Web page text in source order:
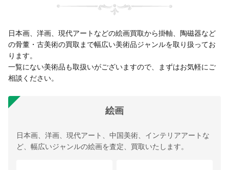
日本画、洋画、現代アートなどの絵画買取から掛軸、陶磁器など
の骨董・古美術の買取まで幅広い美術品ジャンルを取り扱ってお
ります。
一覧にない美術品も取扱いがございますので、まずはお気軽にご
相談ください。
絵画
日本画、洋画、現代アート、中国美術、インテリアアートな
ど、幅広いジャンルの絵画を査定、買取いたします。